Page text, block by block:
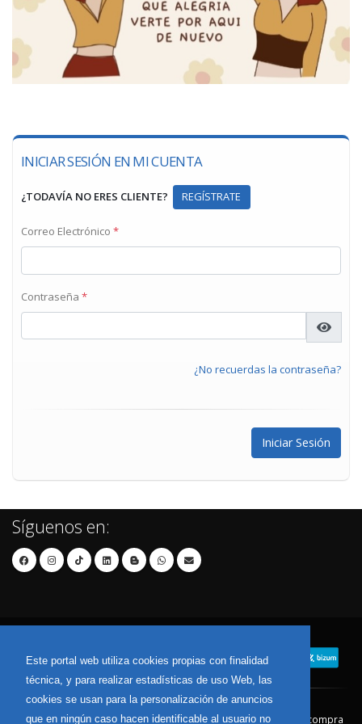
Este portal web utiliza cookies propias con finalidad
técnica, y para realizar estadísticas de uso Web, las
cookies se usan para la personalización de anuncios
que en ningún caso hacen identificable al usuario no
INICIAR SESIÓN EN MI CUENTA
¿TODAVÍA NO ERES CLIENTE? REGÍSTRATE
Correo Electrónico *
Contraseña *
¿No recuerdas la contraseña?
Síguenos en:
Contacto Aviso Legal Condiciones de compra